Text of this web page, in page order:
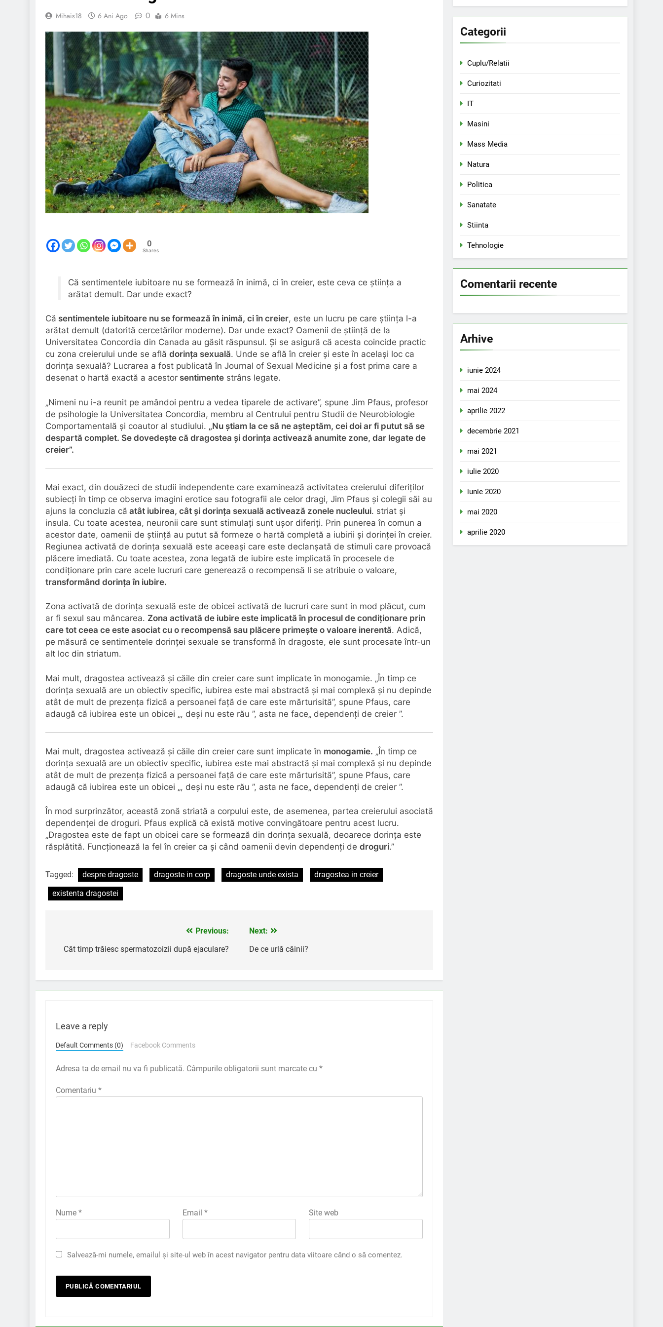
Mihais18 6 Ani Ago 0 6 Mins
0
Shares
Că sentimentele iubitoare nu se formează în inimă, ci în creier, este ceva ce știința a
arătat demult. Dar unde exact?
Că sentimentele iubitoare nu se formează în inimă, ci în creier, este un lucru pe care știința l-a
arătat demult (datorită cercetărilor moderne). Dar unde exact? Oamenii de știință de la
Universitatea Concordia din Canada au găsit răspunsul. Și se asigură că acesta coincide practic
cu zona creierului unde se află dorința sexuală. Unde se află în creier și este în același loc ca
dorința sexuală? Lucrarea a fost publicată în Journal of Sexual Medicine și a fost prima care a
desenat o hartă exactă a acestor sentimente strâns legate.
„Nimeni nu i-a reunit pe amândoi pentru a vedea tiparele de activare”, spune Jim Pfaus, profesor
de psihologie la Universitatea Concordia, membru al Centrului pentru Studii de Neurobiologie
Comportamentală și coautor al studiului. „Nu știam la ce să ne așteptăm, cei doi ar fi putut să se
despartă complet. Se dovedește că dragostea și dorința activează anumite zone, dar legate de
creier”.
Mai exact, din douăzeci de studii independente care examinează activitatea creierului diferiților
subiecți în timp ce observa imagini erotice sau fotografii ale celor dragi, Jim Pfaus și colegii săi au
ajuns la concluzia că atât iubirea, cât și dorința sexuală activează zonele nucleului. striat și
insula. Cu toate acestea, neuronii care sunt stimulați sunt ușor diferiți. Prin punerea în comun a
acestor date, oamenii de știință au putut să formeze o hartă completă a iubirii și dorinței în creier.
Regiunea activată de dorința sexuală este aceeași care este declanșată de stimuli care provoacă
plăcere imediată. Cu toate acestea, zona legată de iubire este implicată în procesele de
condiționare prin care acele lucruri care generează o recompensă li se atribuie o valoare,
transformând dorința în iubire.
Zona activată de dorința sexuală este de obicei activată de lucruri care sunt in mod plăcut, cum
ar fi sexul sau mâncarea. Zona activată de iubire este implicată în procesul de condiționare prin
care tot ceea ce este asociat cu o recompensă sau plăcere primește o valoare inerentă. Adică,
pe măsură ce sentimentele dorinței sexuale se transformă în dragoste, ele sunt procesate într-un
alt loc din striatum.
Mai mult, dragostea activează și căile din creier care sunt implicate în monogamie. „În timp ce
dorința sexuală are un obiectiv specific, iubirea este mai abstractă și mai complexă și nu depinde
atât de mult de prezența fizică a persoanei față de care este mărturisită”, spune Pfaus, care
adaugă că iubirea este un obicei „, deși nu este rău ”, asta ne face„ dependenți de creier ”.
Mai mult, dragostea activează și căile din creier care sunt implicate în monogamie. „În timp ce
dorința sexuală are un obiectiv specific, iubirea este mai abstractă și mai complexă și nu depinde
atât de mult de prezența fizică a persoanei față de care este mărturisită”, spune Pfaus, care
adaugă că iubirea este un obicei „, deși nu este rău ”, asta ne face„ dependenți de creier ”.
În mod surprinzător, această zonă striată a corpului este, de asemenea, partea creierului asociată
dependenței de droguri. Pfaus explică că există motive convingătoare pentru acest lucru.
„Dragostea este de fapt un obicei care se formează din dorința sexuală, deoarece dorința este
răsplătită. Funcționează la fel în creier ca și când oamenii devin dependenți de droguri.”
Tagged: despre dragoste dragoste in corp dragoste unde exista
dragostea in creier
existenta dragostei
în
Previous:
Cât timp trăiesc spermatozoizii după ejaculare?
Next:
De ce urlă câinii?
Leave a reply
Default Comments (0) Facebook Comments
Adresa ta de email nu va fi publicată. Câmpurile obligatorii sunt marcate cu *
Comentariu *
Nume * Email * Site web
Salvează-mi numele, emailul și site-ul web în acest navigator pentru data viitoare când o să comentez.
Categorii
Cuplu/Relatii
Curiozitati
IT
Masini
Mass Media
Natura
Politica
Sanatate
Stiinta
Tehnologie
Comentarii recente
Arhive
iunie 2024
mai 2024
aprilie 2022
decembrie 2021
mai 2021
iulie 2020
iunie 2020
mai 2020
aprilie 2020